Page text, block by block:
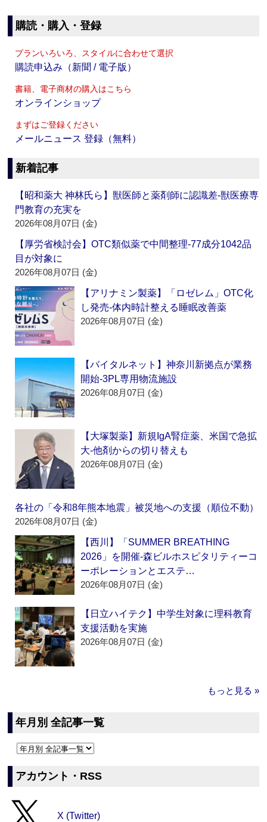
購読・購入・登録
プランいろいろ、スタイルに合わせて選択
購読申込み（新聞 / 電子版）
書籍、電子商材の購入はこちら
オンラインショップ
まずはご登録ください
メールニュース 登録（無料）
新着記事
【昭和薬大 神林氏ら】獣医師と薬剤師に認識差‐獣医療専
門教育の充実を
2026年08月07日 (金)
【厚労省検討会】OTC類似薬で中間整理‐77成分1042品
目が対象に
2026年08月07日 (金)
【アリナミン製薬】「ロゼレム」OTC化
し発売‐体内時計整える睡眠改善薬
2026年08月07日 (金)
【バイタルネット】神奈川新拠点が業務
開始‐3PL専用物流施設
2026年08月07日 (金)
【大塚製薬】新規IgA腎症薬、米国で急拡
大‐他剤からの切り替えも
2026年08月07日 (金)
各社の「令和8年熊本地震」被災地への支援（順位不動）
2026年08月07日 (金)
【西川】「SUMMER BREATHING
2026」を開催‐森ビルホスピタリティーコ
ーポレーションとエステ…
2026年08月07日 (金)
【日立ハイテク】中学生対象に理科教育
支援活動を実施
2026年08月07日 (金)
もっと見る »
年月別 全記事一覧
アカウント・RSS
X (Twitter)